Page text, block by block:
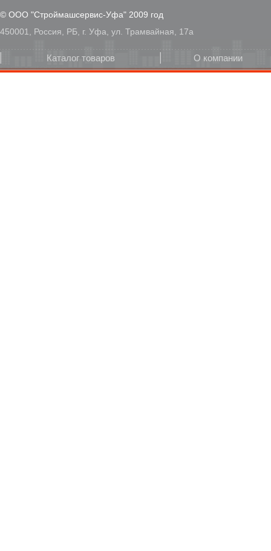
© ООО "Строймашсервис-Уфа" 2009 год
450001, Россия, РБ, г. Уфа, ул. Трамвайная, 17а
Каталог товаров О компании